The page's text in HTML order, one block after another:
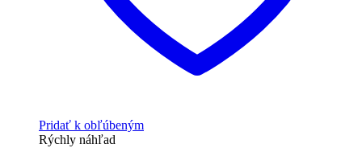
Pridať k obľúbeným
Rýchly náhľad